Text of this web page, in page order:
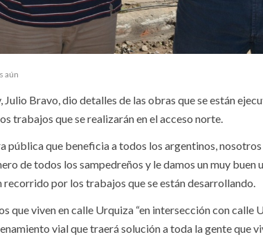
aún
Bravo, dio detalles de las obras que se están
trabajos que se realizarán en el acceso norte.
que beneficia a todos los argentinos, nosotros
de todos los sampedreños y le damos un muy buen
por los trabajos que se están desarrollando.
que viven en calle Urquiza “en intersección con calle
vial que traerá solución a toda la gente que